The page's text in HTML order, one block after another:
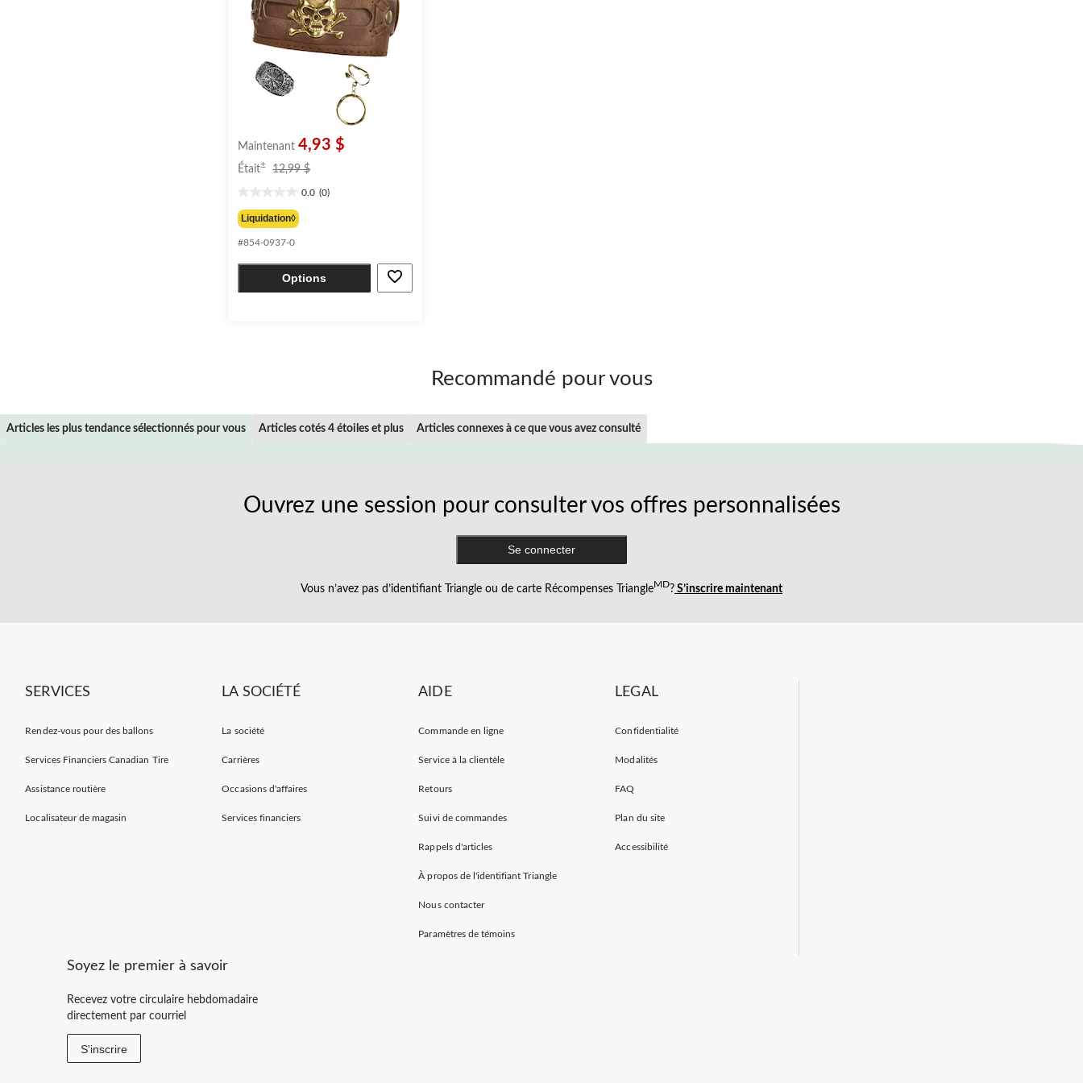
Maintenant 4,93 $
Était± 12,99 $
12,99 $
0.0 (0)
étoile(s)
sur
5.
Liquidation◊
#854-0937-0
Options
Recommandé pour vous
Articles les plus tendance sélectionnés pour vous Articles cotés 4 étoiles et plus Articles connexes à ce que vous avez consulté
Ouvrez une session pour consulter vos offres personnalisées
Se connecter
Vous n’avez pas d’identifiant Triangle ou de carte Récompenses TriangleMD? S’inscrire maintenant
SERVICES
Rendez-vous pour des ballons
Services Financiers Canadian Tire
Assistance routière
Localisateur de magasin
LA SOCIÉTÉ
La société
Carrières
Occasions d'affaires
Services financiers
AIDE
Commande en ligne
Service à la clientèle
Retours
Suivi de commandes
Rappels d'articles
À propos de l'identifiant Triangle
Nous contacter
Paramètres de témoins
LEGAL
Confidentialité
Modalités
FAQ
Plan du site
Accessibilité
Soyez le premier à savoir
Recevez votre circulaire hebdomadaire
directement par courriel
S'inscrire